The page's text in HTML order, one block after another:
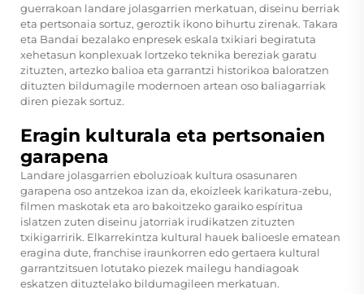
guerrakoan landare jolasgarrien merkatuan, diseinu berriak
eta pertsonaia sortuz, geroztik ikono bihurtu zirenak. Takara
eta Bandai bezalako enpresek eskala txikiari begiratuta
xehetasun konplexuak lortzeko teknika bereziak garatu
zituzten, artezko balioa eta garrantzi historikoa baloratzen
dituzten bildumagile modernoen artean oso baliagarriak
diren piezak sortuz.
Eragin kulturala eta pertsonaien
garapena
Landare jolasgarrien eboluzioak kultura osasunaren
garapena oso antzekoa izan da, ekoizleek karikatura-zebu,
filmen maskotak eta aro bakoitzeko garaiko espíritua
islatzen zuten diseinu jatorriak irudikatzen zituzten
txikigarririk. Elkarrekintza kultural hauek balioesle ematean
eragina dute, franchise iraunkorren edo gertaera kultural
garrantzitsuen lotutako piezek mailegu handiagoak
eskatzen dituztelako bildumagileen merkatuan.